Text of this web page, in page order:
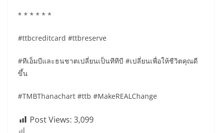
* * * * * *
#ttbcreditcard #ttbreserve
#ทีเอ็มบีและธนชาตเปลี่ยนเป็นทีทีบี #เปลี่ยนเพื่อให้ชีวิตคุณดี
ขึ้น
#TMBThanachart #ttb #MakeREALChange
Post Views: 3,099